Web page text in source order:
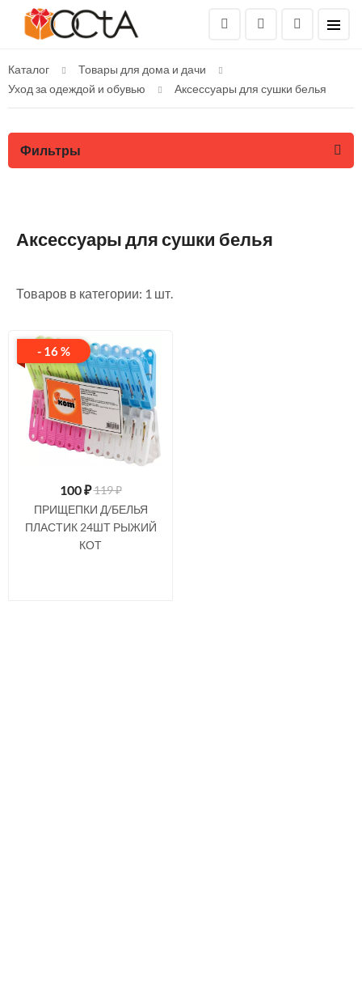
Каталог
Товары для дома и дачи
Уход за одеждой и обувью
Аксессуары для сушки белья
Фильтры
Аксессуары для сушки белья
Товаров в категории: 1 шт.
- 16 %
100₽119 ₽
ПРИЩЕПКИ Д/БЕЛЬЯ
ПЛАСТИК 24ШТ РЫЖИЙ
КОТ